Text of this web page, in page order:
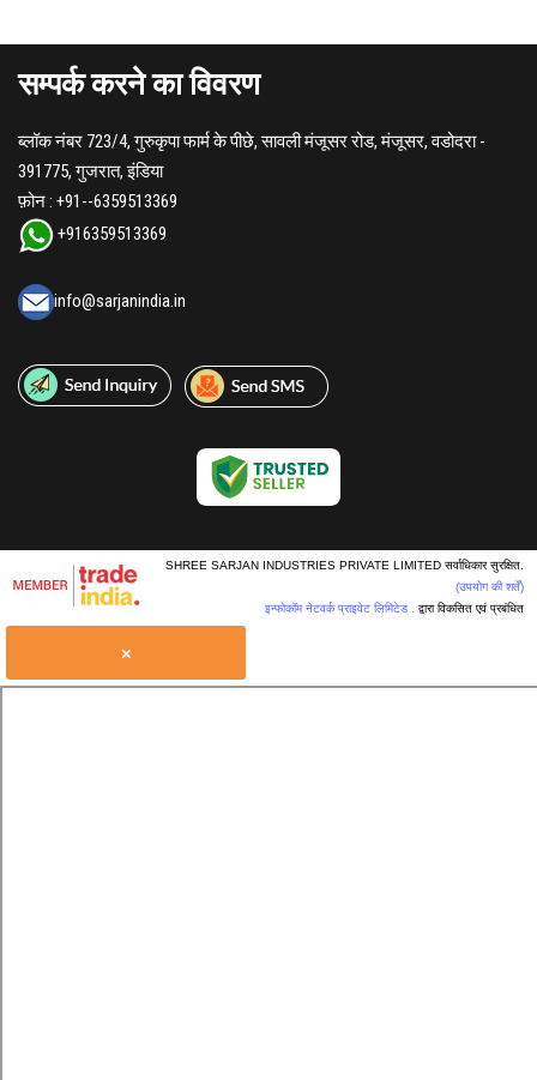
सम्पर्क करने का विवरण
ब्लॉक नंबर 723/4, गुरुकृपा फार्म के पीछे, सावली मंजूसर रोड, मंजूसर, वडोदरा -
391775, गुजरात, इंडिया
फ़ोन : +91--6359513369
+916359513369
info@sarjanindia.in
SHREE SARJAN INDUSTRIES PRIVATE LIMITED सर्वाधिकार सुरक्षित.
(उपयोग की शर्तें)
इन्फोकॉम नेटवर्क प्राइवेट लिमिटेड .
द्वारा विकसित एवं प्रबंधित
×